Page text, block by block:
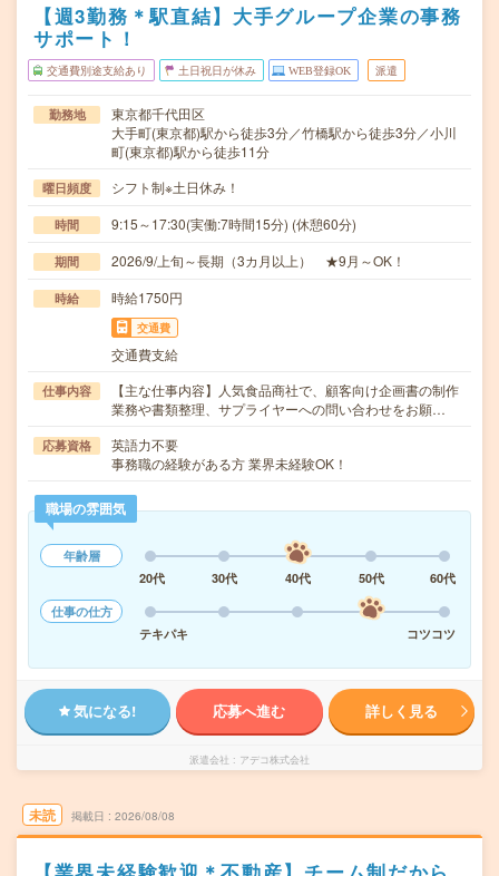
【週3勤務＊駅直結】大手グループ企業の事務
サポート！
交通費別途支給あり 土日祝日が休み WEB登録OK 派遣
勤務地
東京都千代田区
大手町(東京都)駅から徒歩3分／竹橋駅から徒歩3分／小川
町(東京都)駅から徒歩11分
曜日頻度 シフト制※土日休み！
時間 9:15～17:30(実働:7時間15分) (休憩60分)
期間 2026/9/上旬～長期（3カ月以上） ★9月～OK！
時給 時給1750円
交通費
交通費支給
仕事内容
【主な仕事内容】人気食品商社で、顧客向け企画書の制作
業務や書類整理、サプライヤーへの問い合わせをお願…
応募資格
英語力不要
事務職の経験がある方 業界未経験OK！
職場の雰囲気
年齢層
20代
30代 40代 50代
60代
仕事の仕方
テキパキ
コツコツ
気になる! 応募へ進む 詳しく見る
派遣会社 アデコ株式会社
未読 掲載日 2026/08/08